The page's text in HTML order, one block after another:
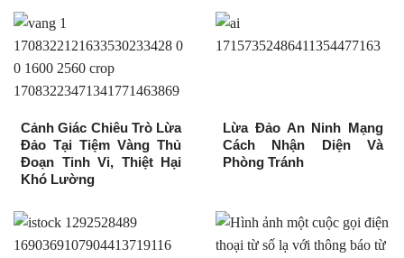
Cảnh Giác Chiêu Trò Lừa
Đảo Tại Tiệm Vàng Thủ
Đoạn Tinh Vi, Thiệt Hại
Khó Lường
Lừa Đảo An Ninh Mạng
Cách Nhận Diện Và
Phòng Tránh